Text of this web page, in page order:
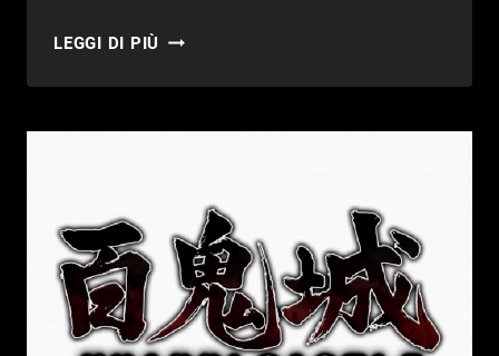
LEGGI DI PIÙ TGS
“NOT
HERO”
DI
RESIDENT